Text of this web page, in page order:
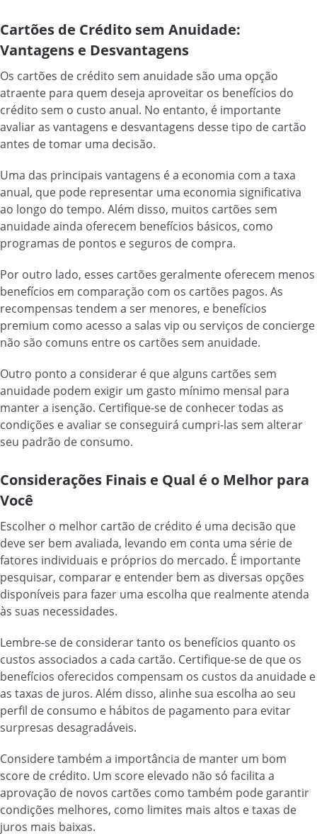
Cartões de Crédito sem Anuidade:
Vantagens e Desvantagens
Os cartões de crédito sem anuidade são uma opção
atraente para quem deseja aproveitar os benefícios do
crédito sem o custo anual. No entanto, é importante
avaliar as vantagens e desvantagens desse tipo de cartão
antes de tomar uma decisão.
Uma das principais vantagens é a economia com a taxa
anual, que pode representar uma economia significativa
ao longo do tempo. Além disso, muitos cartões sem
anuidade ainda oferecem benefícios básicos, como
programas de pontos e seguros de compra.
Por outro lado, esses cartões geralmente oferecem menos
benefícios em comparação com os cartões pagos. As
recompensas tendem a ser menores, e benefícios
premium como acesso a salas vip ou serviços de concierge
não são comuns entre os cartões sem anuidade.
Outro ponto a considerar é que alguns cartões sem
anuidade podem exigir um gasto mínimo mensal para
manter a isenção. Certifique-se de conhecer todas as
condições e avaliar se conseguirá cumpri-las sem alterar
seu padrão de consumo.
Considerações Finais e Qual é o Melhor para
Você
Escolher o melhor cartão de crédito é uma decisão que
deve ser bem avaliada, levando em conta uma série de
fatores individuais e próprios do mercado. É importante
pesquisar, comparar e entender bem as diversas opções
disponíveis para fazer uma escolha que realmente atenda
às suas necessidades.
Lembre-se de considerar tanto os benefícios quanto os
custos associados a cada cartão. Certifique-se de que os
benefícios oferecidos compensam os custos da anuidade e
as taxas de juros. Além disso, alinhe sua escolha ao seu
perfil de consumo e hábitos de pagamento para evitar
surpresas desagradáveis.
Considere também a importância de manter um bom
score de crédito. Um score elevado não só facilita a
aprovação de novos cartões como também pode garantir
condições melhores, como limites mais altos e taxas de
juros mais baixas.